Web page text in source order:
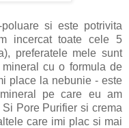
si este potrivita
incercat toate cele 5
preferatele mele sunt
cu o formula de
place la nebunie - este
pe care eu am
Pore Purifier si crema
care imi plac si mai